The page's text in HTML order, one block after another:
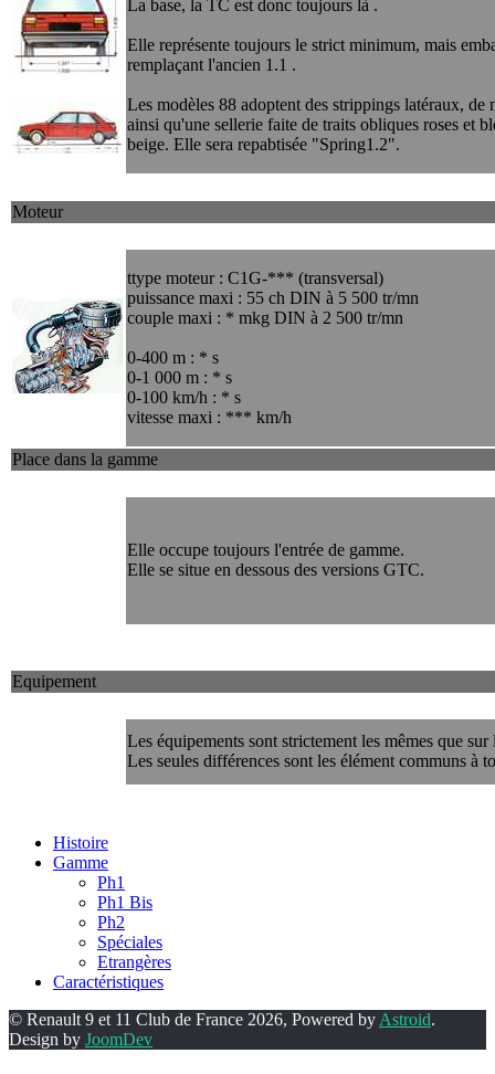
La base, la TC est donc toujours là .
Elle représente toujours le strict minimum, mais
remplaçant l'ancien 1.1 .
Les modèles 88 adoptent des strippings latéraux,
ainsi qu'une sellerie faite de traits obliques roses et
beige. Elle sera repabtisée "Spring1.2".
Moteur
ttype moteur : C1G-*** (transversal)
puissance maxi : 55 ch DIN à 5 500 tr/mn
couple maxi : * mkg DIN à 2 500 tr/mn
0-400 m : * s
0-1 000 m : * s
0-100 km/h : * s
vitesse maxi : *** km/h
Place dans la gamme
Elle occupe toujours l'entrée de gamme.
Elle se situe en dessous des versions GTC.
Equipement
Les équipements sont strictement les mêmes que
Les seules différences sont les élément communs à
Histoire
Gamme
Ph1
Ph1 Bis
Ph2
Spéciales
Etrangères
Caractéristiques
© Renault 9 et 11 Club de France 2026, Powered by Astroid.
Design by JoomDev